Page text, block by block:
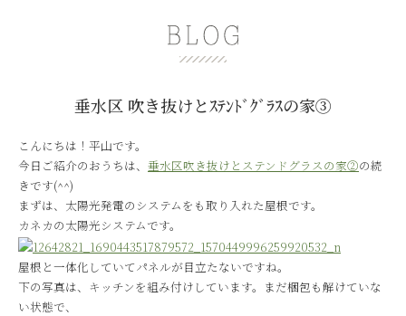
垂水区 吹き抜けとｽﾃﾝﾄﾞｸﾞﾗｽの家③
こんにちは！平山です。
今日ご紹介のおうちは、 垂水区吹き抜けとステンドグラスの家②の続
きです(^^)
まずは、太陽光発電のシステムをも取り入れた屋根です。
カネカの太陽光システムです。
屋根と一体化していてパネルが目立たないですね。
下の写真は、キッチンを組み付けしています。まだ梱包も解けていな
い状態で、